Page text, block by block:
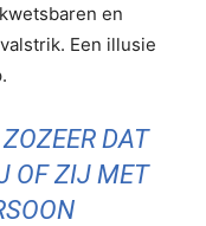
en
Een illusie
DAT
OF ZIJ MET